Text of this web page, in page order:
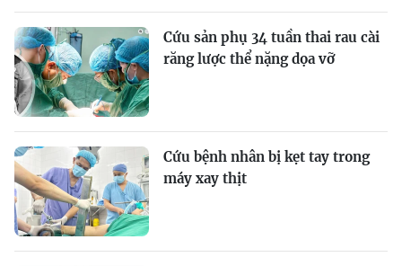
Cứu sản phụ 34 tuần thai rau cài
răng lược thể nặng dọa vỡ
Cứu bệnh nhân bị kẹt tay trong
máy xay thịt